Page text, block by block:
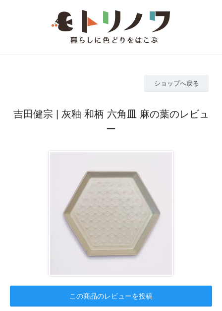
ショップへ戻る
吉田健宗 | 灰釉 和柄 六角皿 麻の葉のレビュ
ー
この商品のレビューを投稿